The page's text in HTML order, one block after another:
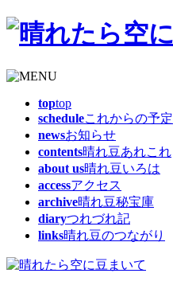
toptop
scheduleこれからの予定
newsお知らせ
contents晴れ豆あれこれ
about us晴れ豆いろは
accessアクセス
archive晴れ豆秘宝庫
diaryつれづれ記
links晴れ豆のつながり